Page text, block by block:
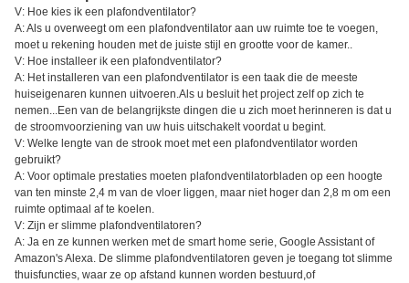
V: Hoe kies ik een plafondventilator?
A: Als u overweegt om een plafondventilator aan uw ruimte toe te voegen,
moet u rekening houden met de juiste stijl en grootte voor de kamer..
V: Hoe installeer ik een plafondventilator?
A: Het installeren van een plafondventilator is een taak die de meeste
huiseigenaren kunnen uitvoeren.Als u besluit het project zelf op zich te
nemen...Een van de belangrijkste dingen die u zich moet herinneren is dat u
de stroomvoorziening van uw huis uitschakelt voordat u begint.
V: Welke lengte van de strook moet met een plafondventilator worden
gebruikt?
A: Voor optimale prestaties moeten plafondventilatorbladen op een hoogte
van ten minste 2,4 m van de vloer liggen, maar niet hoger dan 2,8 m om een
ruimte optimaal af te koelen.
V: Zijn er slimme plafondventilatoren?
A: Ja en ze kunnen werken met de smart home serie, Google Assistant of
Amazon's Alexa. De slimme plafondventilatoren geven je toegang tot slimme
thuisfuncties, waar ze op afstand kunnen worden bestuurd,of